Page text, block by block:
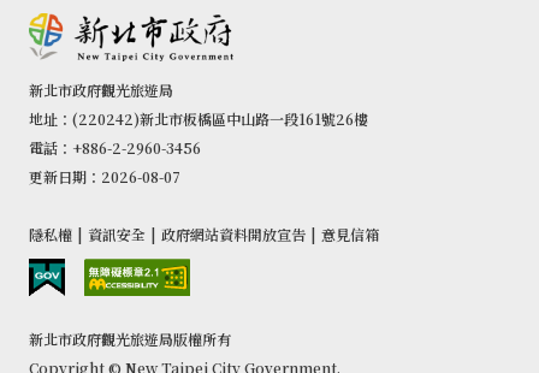
新北市政府觀光旅遊局
地址：(220242)新北市板橋區中山路一段161號26樓
電話：+886-2-2960-3456
更新日期：2026-08-07
隱私權 | 資訊安全 | 政府網站資料開放宣告 | 意見信箱
新北市政府觀光旅遊局版權所有
Copyright © New Taipei City Government.